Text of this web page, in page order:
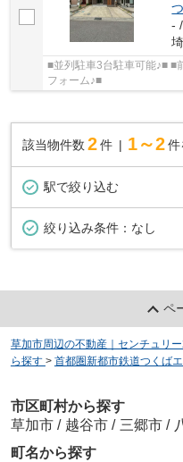
-
■並列駐車3台駐車可能♪■ ■
フォーム♪■
該当物件数 2件 1～2 件
駅で絞り込む
絞り込み条件： なし
ペ
草加市周辺の不動産｜センチュリ
ら探す > 首都圏新都市鉄道つくば
市区町村から探す
草加市 / 越谷市 / 三郷市 /
町名から探す